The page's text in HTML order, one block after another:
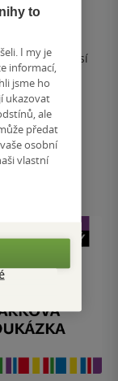
a Šerif se musí
to
I my je
informací,
jsme ho
ukazovat
ale
předat
osobní
vlastní